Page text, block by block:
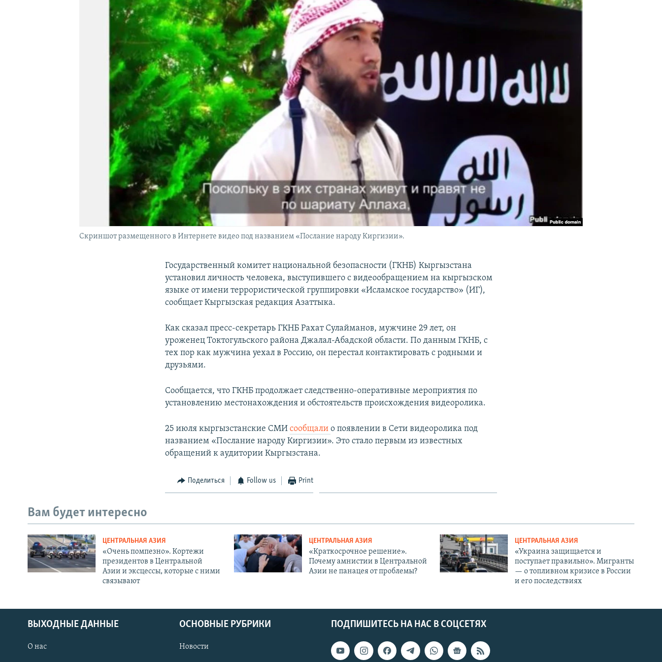
Скриншот размещенного в Интернете видео под названием «Послание народу Киргизии».
Государственный комитет национальной безопасности (ГКНБ) Кыргызстана
установил личность человека, выступившего с видеообращением на кыргызском
языке от имени террористической группировки «Исламское государство» (ИГ),
сообщает Кыргызская редакция Азаттыка.
Как сказал пресс-секретарь ГКНБ Рахат Сулайманов, мужчине 29 лет, он
уроженец Токтогульского района Джалал-Абадской области. По данным ГКНБ, с
тех пор как мужчина уехал в Россию, он перестал контактировать с родными и
друзьями.
Сообщается, что ГКНБ продолжает следственно-оперативные мероприятия по
установлению местонахождения и обстоятельств происхождения видеоролика.
25 июля кыргызстанские СМИсообщалио появлении в Сети видеоролика под
названием «Послание народу Киргизии». Это стало первым из известных
обращений к аудитории Кыргызстана.
Поделиться Follow us Print
Вам будет интересно
ЦЕНТРАЛЬНАЯ АЗИЯ
«Очень помпезно». Кортежи
президентов в Центральной
Азии и эксцессы, которые с ними
связывают
ЦЕНТРАЛЬНАЯ АЗИЯ
«Краткосрочное решение».
Почему амнистии в Центральной
Азии не панацея от проблемы?
ЦЕНТРАЛЬНАЯ АЗИЯ
«Украина защищается и
поступает правильно». Мигранты
— о топливном кризисе в России
и его последствиях
ПОДПИШИТЕСЬ НА НАС В СОЦСЕТЯХ
ВЫХОДНЫЕ ДАННЫЕ
О нас
ОСНОВНЫЕ РУБРИКИ
Новости